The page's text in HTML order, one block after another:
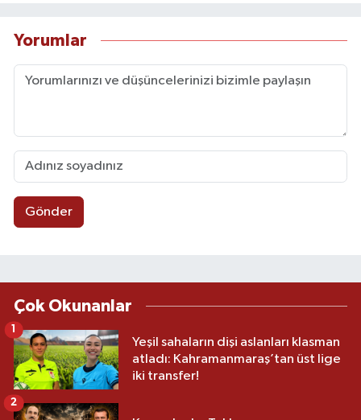
Yorumlar
Gönder
Çok Okunanlar
Yeşil sahaların dişi aslanları klasman
atladı: Kahramanmaraş’tan üst lige
iki transfer!
2